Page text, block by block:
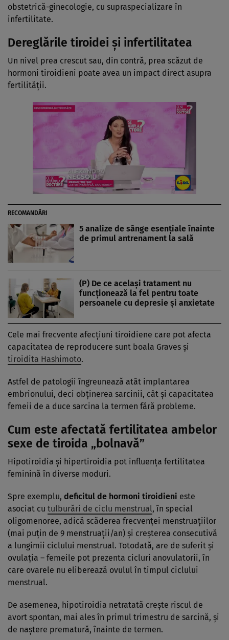
obstetrică-ginecologie, cu supraspecializare în
infertilitate.
Dereglările tiroidei și infertilitatea
Un nivel prea crescut sau, din contră, prea scăzut de
hormoni tiroidieni poate avea un impact direct asupra
fertilității.
RECOMANDĂRI
5 analize de sânge esențiale înainte
de primul antrenament la sală
(P) De ce același tratament nu
funcționează la fel pentru toate
persoanele cu depresie și anxietate
Cele mai frecvente afecțiuni tiroidiene care pot afecta
capacitatea de reproducere sunt boala Graves și
tiroidita Hashimoto.
Astfel de patologii îngreunează atât implantarea
embrionului, deci obținerea sarcinii, cât și capacitatea
femeii de a duce sarcina la termen fără probleme.
Cum este afectată fertilitatea ambelor
sexe de tiroida „bolnavă”
Hipotiroidia și hipertiroidia pot influența fertilitatea
feminină în diverse moduri.
Spre exemplu, deficitul de hormoni tiroidieni este
asociat cu tulburări de ciclu menstrual, în special
oligomenoree, adică scăderea frecvenței menstruațiilor
(mai puțin de 9 menstruații/an) și creșterea consecutivă
a lungimii ciclului menstrual. Totodată, are de suferit și
ovulația – femeile pot prezenta cicluri anovulatorii, în
care ovarele nu eliberează ovulul în timpul ciclului
menstrual.
De asemenea, hipotiroidia netratată crește riscul de
avort spontan, mai ales în primul trimestru de sarcină, și
de naștere prematură, înainte de termen.